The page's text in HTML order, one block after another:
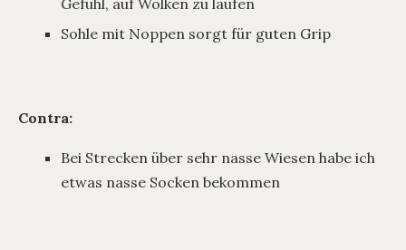
Gefühl, auf Wolken zu laufen
Sohle mit Noppen sorgt für guten Grip
Contra:
Bei Strecken über sehr nasse Wiesen habe ich
etwas nasse Socken bekommen